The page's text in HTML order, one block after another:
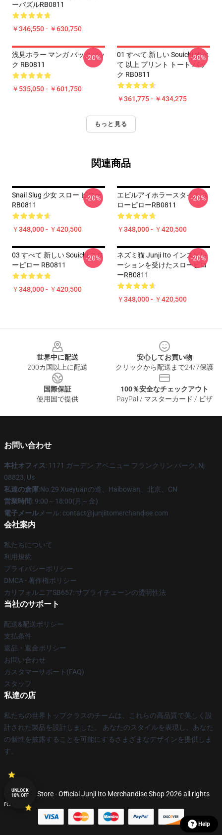
ーパズルRB0811
￥346,550 - ￥630,750
浅見ホラー マンガ バックパッ
ク RB0811
￥535,050 - ￥601,750
-20%
01 すべて 新しい Souichi すべ
て 以上 プリント トート バッ
ク RB0811
￥361,775 - ￥434,275
-20%
もっと見る
関連商品
Snail Slug 少女 スロー ピロー
RB0811
￥348,000 - ￥420,500
-20%
エビルアイホラースタイル ス
ローピローRB0811
￥348,000 - ￥420,500
-20%
03 すべて 新しい Souichi スロ
ーピロー RB0811
￥348,000 - ￥420,500
-20%
ネズミ猫 Junji Ito インスピレ
ーションを受けたスローピロ
ーRB0811
￥348,000 - ￥420,500
-20%
世界中に配送
200カ国以上に配送
安心してお買い物
クリックから配送まで24/7保護
国際保証
使用国で提供
100％安全なチェックアウト
PayPal / マスターカード / ビザ
お問い合わせ
本社オフィス: 1171 ガーデン アベニュー フランクリン パーク, Nj
08823, Us
私達の倉庫:No.29 Xueyuanの道、Haibowan、北京、CN
営業時間: 9:00～18:00(月～金)
電子メール メール: contact@junjiitomerchandise.com
会社案内
私たちについて
利用規約
プライバシーポリシー
DMCA - 著作権ポリシー
カリフォルニアSB657: サプライチェーンの透明性法
当社のサポート
配送&配送ポリシー
支払条件
返品・返金ポリシー
お問い合わせ
カスタマーサポート(FAQ)
スタッフ
私達の店
私たちの世界トップクラスのチームは、これらの高品質で美しく設
計された製品を設計しました。 あなたのスタイルを表現し、あなた
の個性を披露することを可能にするさまざまなデザインを提供しま
す。
© Junji Ito Store - Official Junji Ito Merchandise Shop 2026 all rights
reserved
Help
UNLOCK
10% OFF